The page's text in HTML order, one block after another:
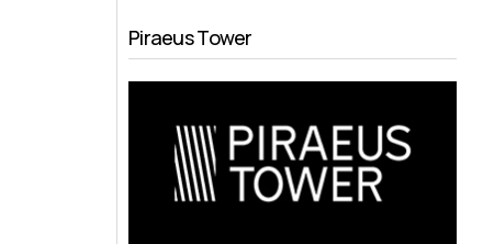
Piraeus Tower